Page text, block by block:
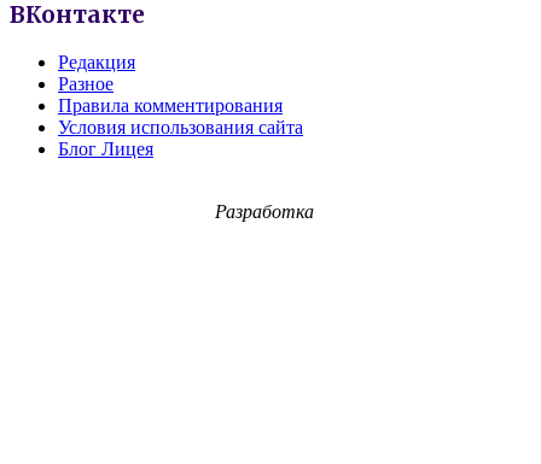
ВКонтакте
Редакция
Разное
Правила комментирования
Условия использования сайта
Блог Лицея
Разработка